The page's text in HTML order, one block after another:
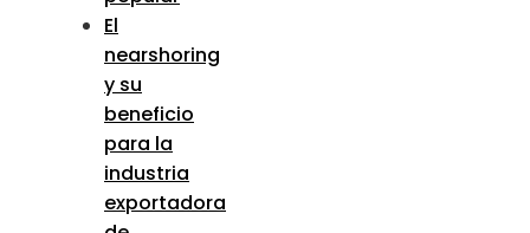
El
nearshoring
y su
beneficio
para la
industria
exportadora